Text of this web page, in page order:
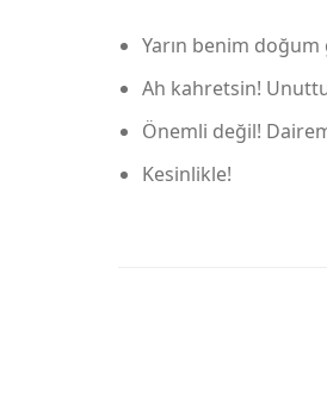
Yarın benim
Ah kahretsin!
Önemli değil!
Kesinlikle!